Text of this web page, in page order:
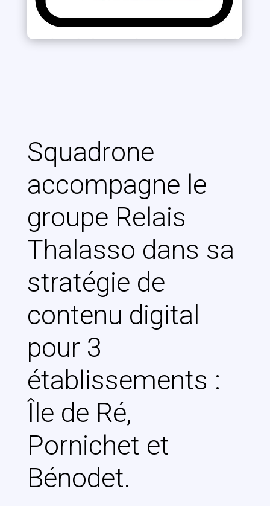
Squadrone
accompagne le
groupe Relais
Thalasso dans sa
stratégie de
contenu digital
pour 3
établissements :
Île de Ré,
Pornichet et
Bénodet.